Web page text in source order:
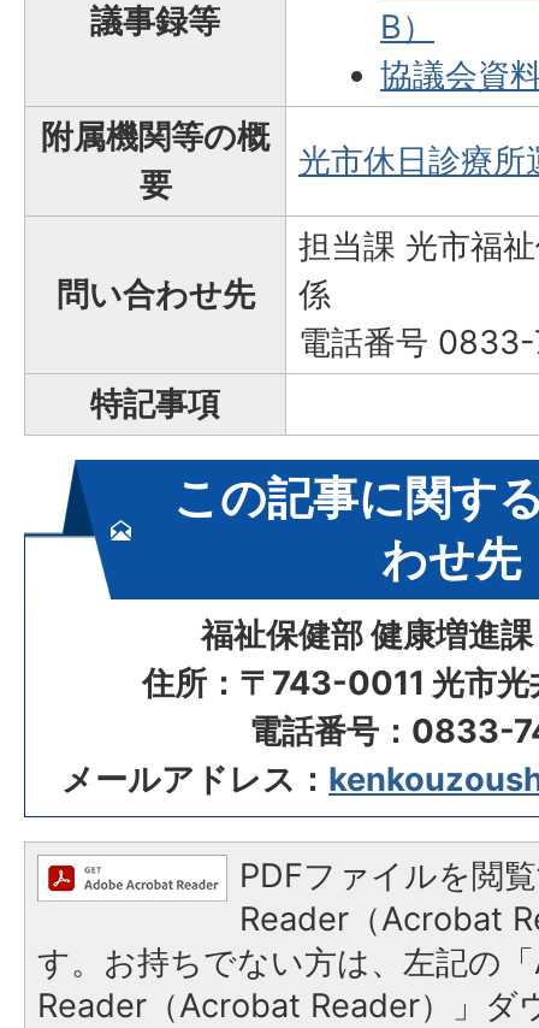
議事録等
B）
協議会資
附属機関等の概
要
光市休日診療所
問い合わせ先
担当課 光市福
係
電話番号
特記事項
この記事に関す
わせ先
福祉保健部 健康増進
住所：〒743-0011 光市光
電話番号：0833-
メールアドレス：
PDFファイルを閲
Reader（Acrobat
す。お持ちでない方は、左記の
Reader（Acrobat Reader）」ダ